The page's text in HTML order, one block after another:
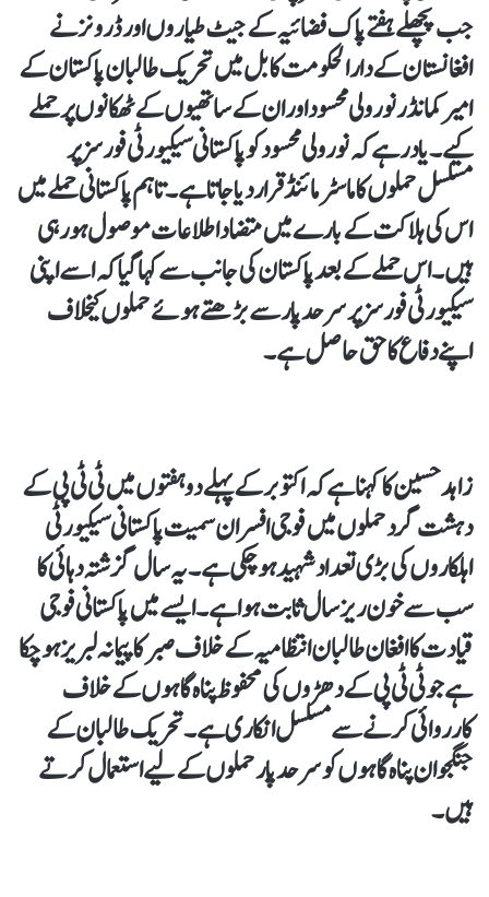
جب پچھلے ہفتے پاک فضائیہ کے جیٹ طیاروں اور ڈرونز نے
افغانستان کے دارالحکومت کابل میں تحریک طالبان پاکستان کے
امیر کمانڈر نور ولی محسود اور ان کے ساتھیوں کے ٹھکانوں پر حملے
کیے۔ یاد رہے کہ نور ولی محسود کو پاکستانی سیکیورٹی فورسز پر
مسلسل حملوں کا ماسٹر مائنڈ قرار دیا جاتا ہے۔ تاہم پاکستانی حملے میں
اس کی ہلاکت کے بارے میں متضاد اطلاعات موصول ہو رہی
ہیں۔ اس حملے کے بعد پاکستان کی جانب سے کہا گیا کہ اسے اپنی
سیکیورٹی فورسز پر سرحد پار سے بڑھتے ہوئے حملوں کیخلاف
اپنے دفاع کا حق حاصل ہے۔
زاہد حسین کا کہنا ہے کہ اکتوبر کے پہلے دو ہفتوں میں ٹی ٹی پی کے
دہشت گرد حملوں میں فوجی افسران سمیت پاکستانی سیکیورٹی
اہلکاروں کی بڑی تعداد شہید ہوچکی ہے۔ یہ سال گزشتہ دہائی کا
سب سے خون ریز سال ثابت ہوا ہے۔ ایسے میں پاکستانی فوجی
قیادت کا افغان طالبان انتظامیہ کے خلاف صبر کا پیمانہ لبریز ہوچکا
ہے جو ٹی ٹی پی کے دھڑوں کی محفوظ پناہ گاہوں کے خلاف
کارروائی کرنے سے مسلسل انکاری ہے۔ تحریک طالبان کے
جنگجو ان پناہ گاہوں کو سرحد پار حملوں کے لیے استعمال کرتے
ہیں۔